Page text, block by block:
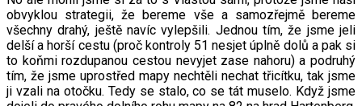
obvyklou strategii, že bereme vše a samozřejmě bereme
všechny drahý, ještě navíc vylepšili. Jednou tím, že jsme jeli
delší a horší cestu (proč kontroly 51 nesjet úplně dolů a pak si
to koňmi rozdupanou cestou nevyjet zase nahoru) a podruhý
tím, že jsme uprostřed mapy nechtěli nechat třicítku, tak jsme
ji vzali na otočku. Tedy se stalo, co se tát muselo. Když jsme